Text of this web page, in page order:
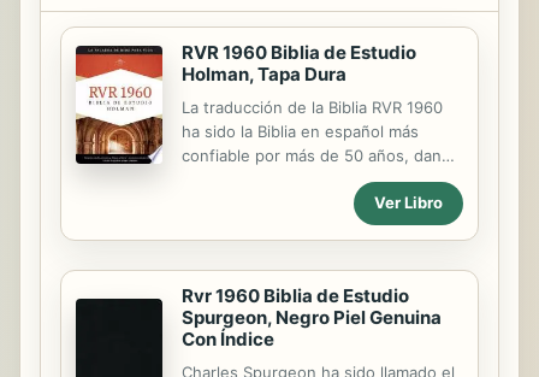
RVR 1960 Biblia de Estudio
Holman, Tapa Dura
La traducción de la Biblia RVR 1960
ha sido la Biblia en español más
confiable por más de 50 años, dando
a esta Biblia de estudio una base
sólida manteniendo la lengua
española tradicional y un alto nivel
una de las principales herramientas
que un cristiano debe tener con el
fin de avanzar en su conocimiento
bíblico, y defender y proclamar sus
creencias. The RVR 1960 Bible
Ver Libro
Rvr 1960 Biblia de Estudio
Spurgeon, Negro Piel Genuina
Con Índice
Charles Spurgeon ha sido llamado el